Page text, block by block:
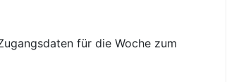
für die Woche zum